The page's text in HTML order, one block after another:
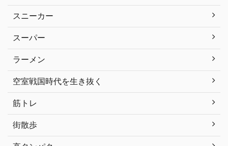
スニーカー
スーパー
ラーメン
空室戦国時代を生き抜く
筋トレ
街散歩